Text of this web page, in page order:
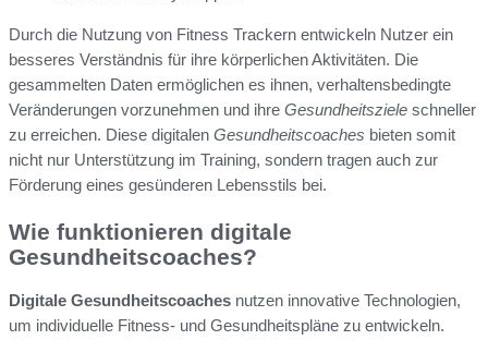
Durch die Nutzung von Fitness Trackern entwickeln Nutzer ein
besseres Verständnis für ihre körperlichen Aktivitäten. Die
gesammelten Daten ermöglichen es ihnen, verhaltensbedingte
Veränderungen vorzunehmen und ihre Gesundheitsziele schneller
zu erreichen. Diese digitalen Gesundheitscoaches bieten somit
nicht nur Unterstützung im Training, sondern tragen auch zur
Förderung eines gesünderen Lebensstils bei.
Wie funktionieren digitale
Gesundheitscoaches?
Digitale Gesundheitscoaches nutzen innovative Technologien,
um individuelle Fitness- und Gesundheitspläne zu entwickeln.